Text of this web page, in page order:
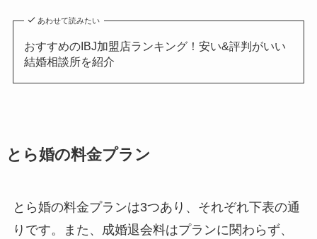
あわせて読みたい
おすすめのIBJ加盟店ランキング！安い&評判がいい
結婚相談所を紹介
とら婚の料金プラン
とら婚の料金プランは3つあり、それぞれ下表の通
りです。また、成婚退会料はプランに関わらず、